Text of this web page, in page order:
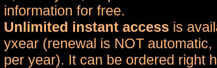
information for free.
Unlimited instant access is
yxear (renewal is NOT
per year). It can be ordered right